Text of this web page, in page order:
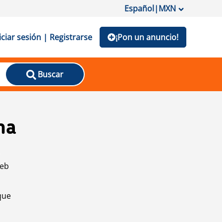
Español|MXN
sesión | Registrarse ¡Pon un anuncio!
Buscar